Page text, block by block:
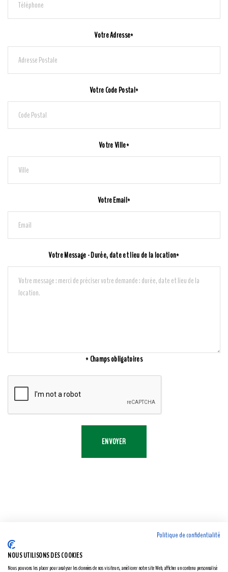
Votre Adresse*
Votre Code Postal*
Votre Ville*
Votre Email*
Votre Message - Durée, date et lieu de la location*
* Champs obligatoires
ENVOYER
Politique de confidentialité
NOUS UTILISONS DES COOKIES
Nous pouvons les placer pour analyser les données de nos visiteurs, améliorer notre site Web, afficher un contenu personnalisé